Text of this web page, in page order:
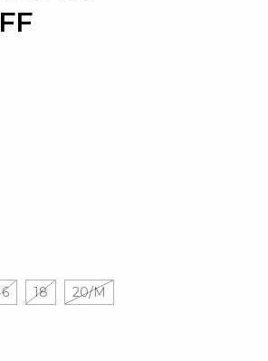
18 20/M